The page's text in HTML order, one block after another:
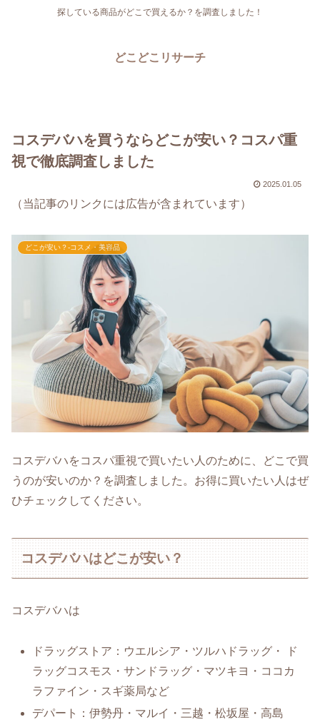
探している商品がどこで買えるか？を調査しました！
どこどこリサーチ
コスデバハを買うならどこが安い？コスパ重
視で徹底調査しました
2025.01.05
（当記事のリンクには広告が含まれています）
どこが安い？-コスメ・美容品
コスデバハをコスパ重視で買いたい人のために、どこで買
うのが安いのか？を調査しました。お得に買いたい人はぜ
ひチェックしてください。
コスデバハはどこが安い？
コスデバハは
ドラッグストア：ウエルシア・ツルハドラッグ・ ド
ラッグコスモス・サンドラッグ・マツキヨ・ココカ
ラファイン・スギ薬局など
デパート：伊勢丹・マルイ・三越・松坂屋・高島